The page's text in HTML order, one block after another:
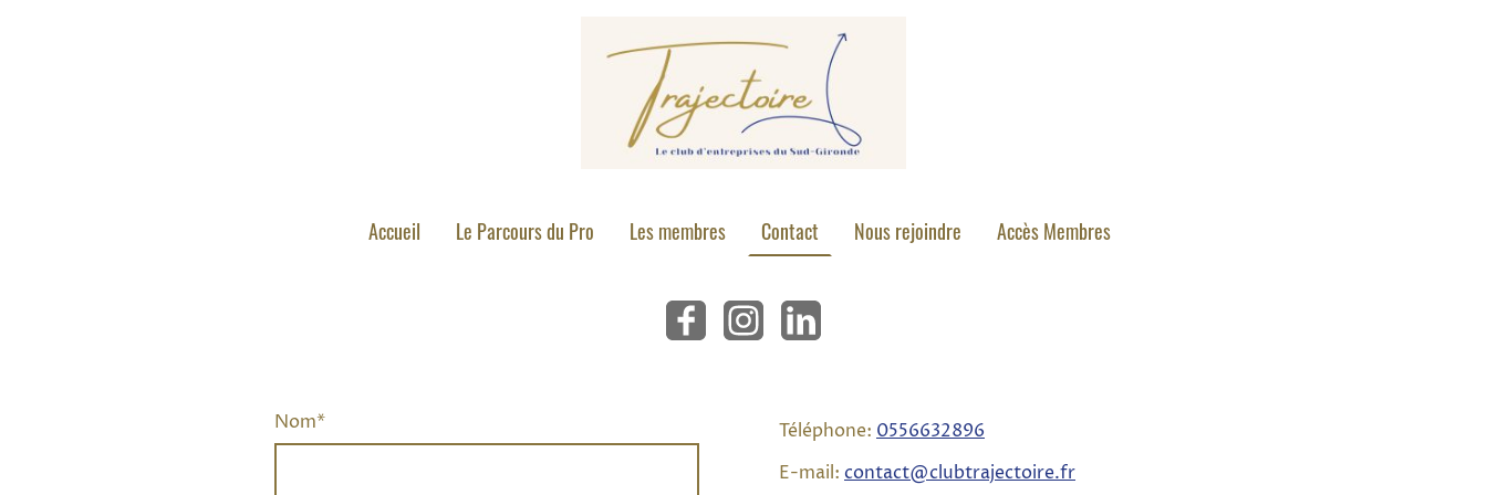
Accueil Le Parcours du Pro Les membres Contact Nous rejoindre Accès Membres
Nom* Téléphone: 0556632896
E-mail: contact@clubtrajectoire.fr